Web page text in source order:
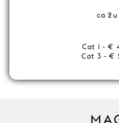
ca
Cat 1 - €
Cat 3 - €